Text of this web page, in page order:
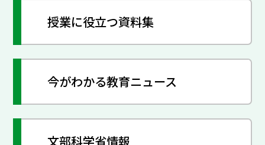
授業に役立つ資料集
今がわかる教育ニュース
文部科学省情報